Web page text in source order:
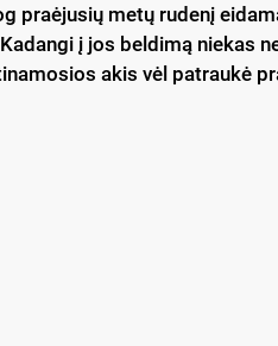
praėjusių metų rudenį
į jos beldimą niekas
akis vėl patraukė